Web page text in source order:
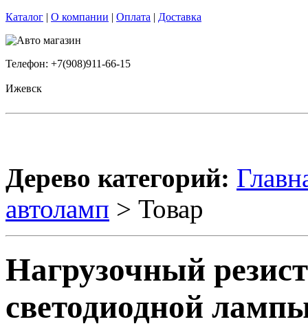
Каталог | О компании | Оплата | Доставка
Телефон: +7(908)911-66-15
Ижевск
Дерево категорий:
автоламп > Товар
Нагрузочный
светодиодной